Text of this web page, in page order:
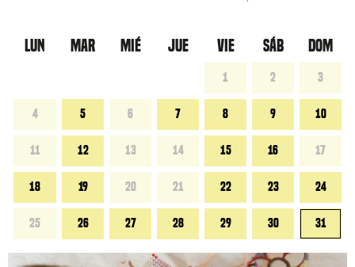
LUN MAR MIÉ JUE VIE SÁB DOM
1 2 3
4 5 6 7 8 9 10
11 12 13 14 15 16 17
18 19 20 21 22 23 24
25 26 27 28 29 30 31